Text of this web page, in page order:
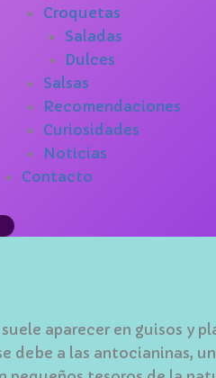
Croquetas
Saladas
Dulces
Salsas
Recomendaciones
Curiosidades
Noticias
Contacto
aparecer en guisos y
debe a las antocianinas,